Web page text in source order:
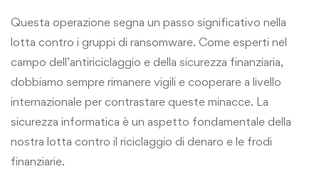
Questa operazione segna un passo significativo nella
lotta contro i gruppi di ransomware. Come esperti nel
campo dell’antiriciclaggio e della sicurezza finanziaria,
dobbiamo sempre rimanere vigili e cooperare a livello
internazionale per contrastare queste minacce. La
sicurezza informatica è un aspetto fondamentale della
nostra lotta contro il riciclaggio di denaro e le frodi
finanziarie.